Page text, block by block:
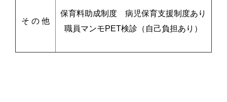
そ の 他
保育料助成制度 病児保育支援制度あり
職員マンモPET検診（自己負担あり）